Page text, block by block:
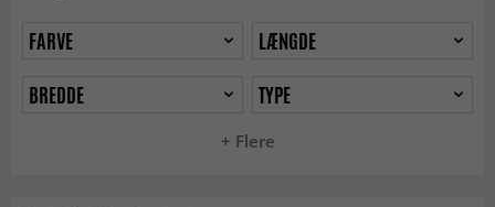
+ Flere
FARVE
LÆNGDE
BREDDE
TYPE